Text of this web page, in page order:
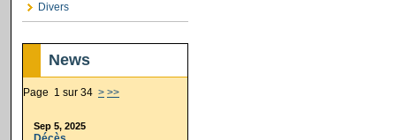
Divers
News
Page 1 sur 34 > >>
Sep 5, 2025